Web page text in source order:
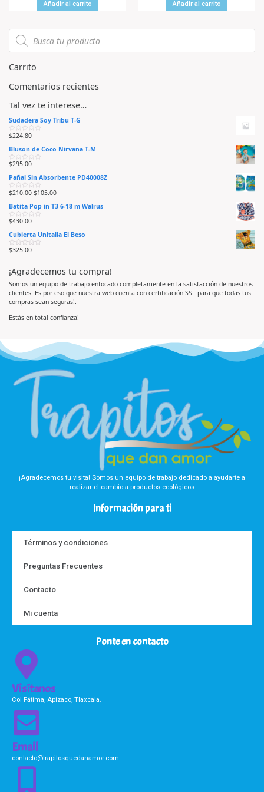
r
a
d
n
d
e
Añadir al carrito
r
a
d
n
Añadir al carrito
Carrito
Comentarios recientes
Tal vez te interese…
Sudadera Soy Tribu T-G
V
l
o
r
a
o
e
n
0
e
5
$224.80
Bluson de Coco Nirvana T-M
V
l
o
r
a
o
e
n
0
e
5
$295.00
Pañal Sin Absorbente PD40008Z
V
l
o
r
a
o
e
n
0
5
$210.00 $105.00
Batita Pop in T3 6-18 m Walrus
V
l
o
r
a
e
n
0
d
e
5
$430.00
Cubierta Unitalla El Beso
V
o
r
a
d
o
n
d
e
$325.00
¡Agradecemos tu compra!
Somos un equipo de trabajo enfocado completamente en la satisfacción de nuestros
clientes. Es por eso que nuestra web cuenta con certificación SSL para que todas tus
compras sean seguras!.
Estás en total confianza!
¡Agradecemos tu visita! Somos un equipo de trabajo dedicado a ayudarte a
realizar el cambio a productos ecológicos
Información para ti
Términos y condiciones
Preguntas Frecuentes
Contacto
Mi cuenta
Ponte en contacto
Visítanos
Col Fátima, Apizaco, Tlaxcala.
Email
contacto@trapitosquedanamor.com